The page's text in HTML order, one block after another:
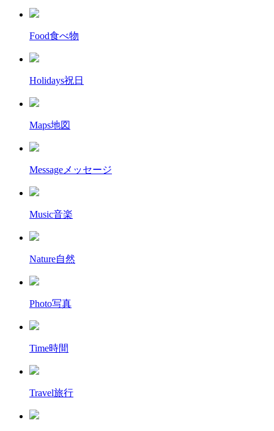
Food食べ物
Holidays祝日
Maps地図
Message メッセージ
Music音楽
Nature自然
Photo写真
Time時間
Travel旅行